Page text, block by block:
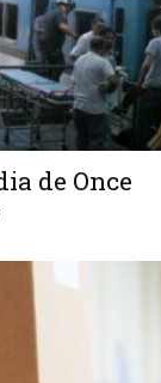
de Once